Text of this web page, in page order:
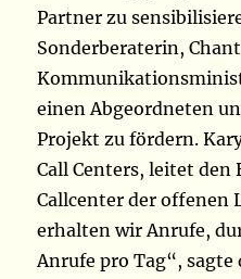
Partner zu
Sonderberaterin,
einen Abgeordneten
Projekt zu fördern.
Call Centers, leitet den
Callcenter der offenen
erhalten wir Anrufe,
Anrufe pro Tag“,